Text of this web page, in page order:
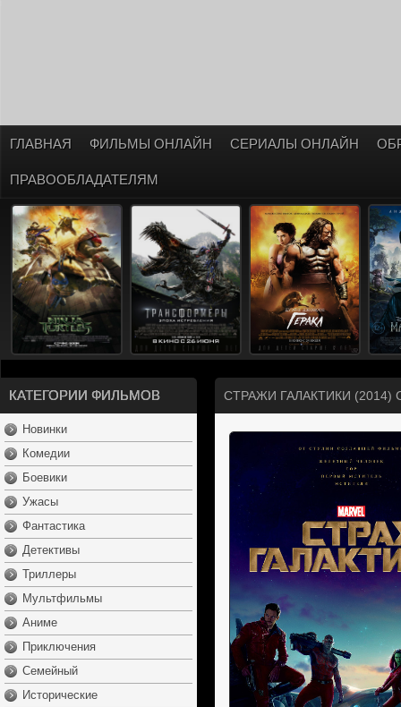
ГЛАВНАЯ ФИЛЬМЫ ОНЛАЙН СЕРИАЛЫ ОНЛАЙН
ПРАВООБЛАДАТЕЛЯМ
КАТЕГОРИИ ФИЛЬМОВ
Новинки
Комедии
Боевики
Ужасы
Фантастика
Детективы
Триллеры
Мультфильмы
Аниме
Приключения
Семейный
Исторические
СТРАЖИ ГАЛАКТИКИ